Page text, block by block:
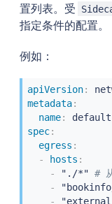
置列表。受
指定条件的配置。
例如：
apiVersion:
metadata:
name:
spec:
egress :
-
hosts :
-
"./*" #
-
-
"external